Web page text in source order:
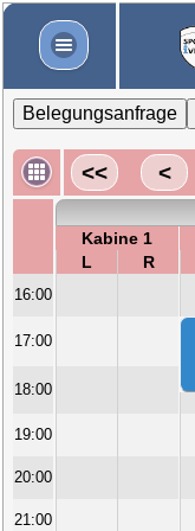
Belegungsanfrage
<< <
Kabine 1
L
R
16:00
17:00
18:00
19:00
20:00
21:00